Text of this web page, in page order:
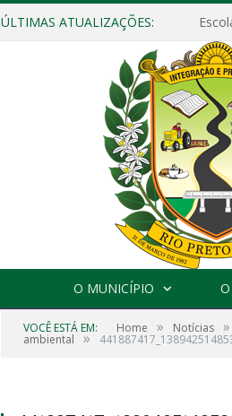
ÚLTIMAS ATUALIZAÇÕES:
O MUNICÍPIO
VOCÊ ESTÁ EM: Home » Notícias »
ambiental »